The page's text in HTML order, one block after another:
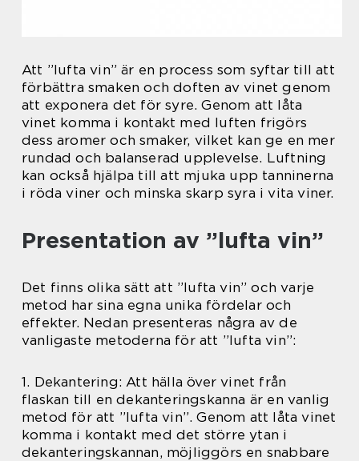
Att ”lufta vin” är en process som syftar till att
förbättra smaken och doften av vinet genom
att exponera det för syre. Genom att låta
vinet komma i kontakt med luften frigörs
dess aromer och smaker, vilket kan ge en mer
rundad och balanserad upplevelse. Luftning
kan också hjälpa till att mjuka upp tanninerna
i röda viner och minska skarp syra i vita viner.
Presentation av ”lufta vin”
Det finns olika sätt att ”lufta vin” och varje
metod har sina egna unika fördelar och
effekter. Nedan presenteras några av de
vanligaste metoderna för att ”lufta vin”:
1. Dekantering: Att hälla över vinet från
flaskan till en dekanteringskanna är en vanlig
metod för att ”lufta vin”. Genom att låta vinet
komma i kontakt med det större ytan i
dekanteringskannan, möjliggörs en snabbare